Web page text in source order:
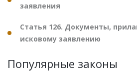
заявления
Статья 126. Документы,
исковому заявлению
Популярные законы